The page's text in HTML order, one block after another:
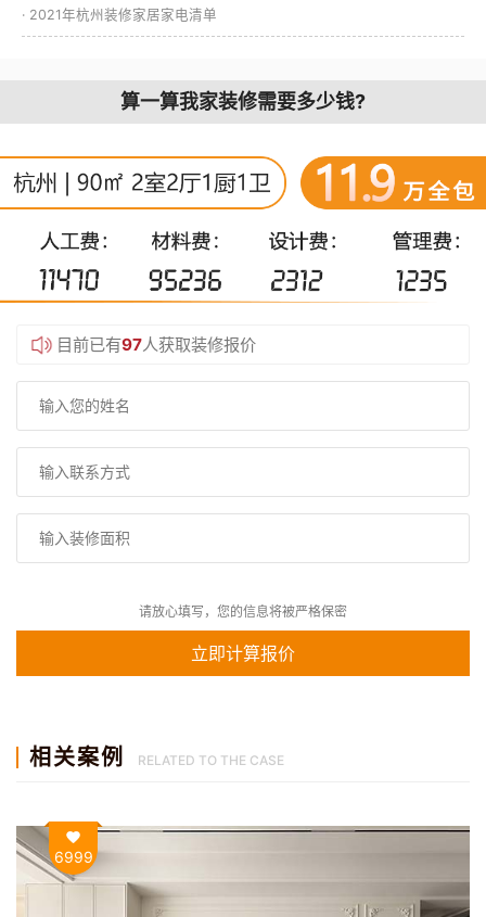
· 2021年杭州装修家居家电清单
算一算我家装修需要多少钱?
目前已有97人获取装修报价
请放心填写，您的信息将被严格保密
相关案例 RELATED TO THE CASE
6999